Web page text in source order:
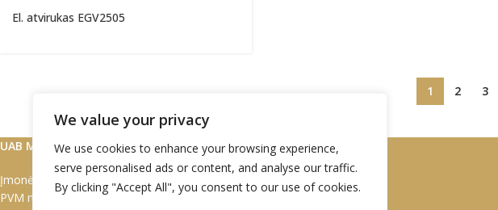
We value your privacy
We use cookies to enhance your browsing experience,
serve personalised ads or content, and analyse our traffic.
By clicking "Accept All", you consent to our use of cookies.
El. atvirukas EGV2505
1 2 3
UAB Marškinėlis
Įmonės kodas: 302497949
PVM mok. kodas: LT1000 0531 7710
SUSISIEKITE
Tel:
+370 672 70769